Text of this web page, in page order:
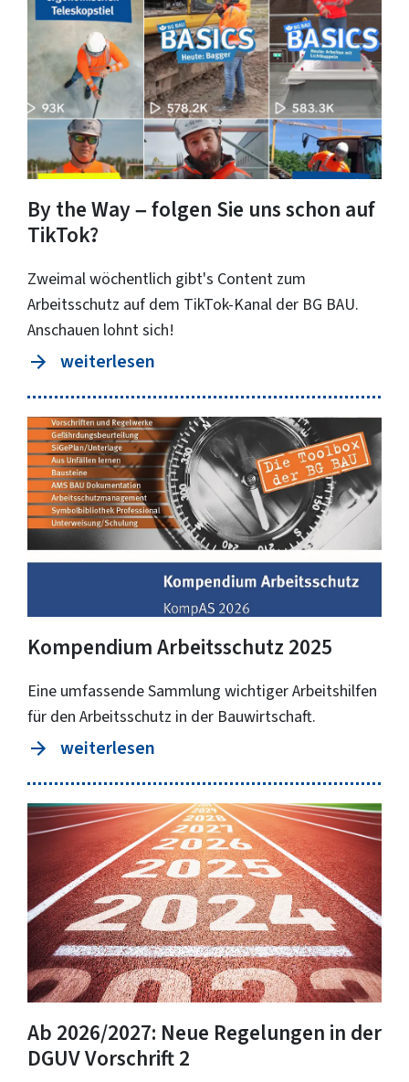
By the Way – folgen Sie uns schon auf
TikTok?
Zweimal wöchentlich gibt's Content zum
Arbeitsschutz auf dem TikTok-Kanal der BG BAU.
Anschauen lohnt sich!
weiterlesen
Kompendium Arbeitsschutz 2025
Eine umfassende Sammlung wichtiger Arbeitshilfen
für den Arbeitsschutz in der Bauwirtschaft.
weiterlesen
Ab 2026/2027: Neue Regelungen in der
DGUV Vorschrift 2